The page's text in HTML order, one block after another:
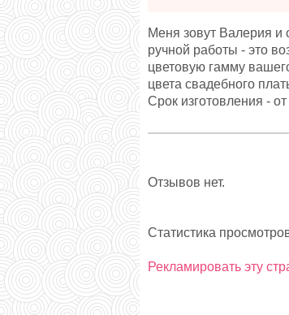
Меня зовут Валерия и
ручной работы - это
цветовую гамму
цвета свадебного
Срок изготовления -
Отзывов нет.
Статистика
Рекламировать эту